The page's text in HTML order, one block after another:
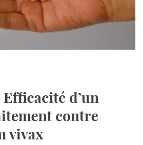
d’un
contre
vivax